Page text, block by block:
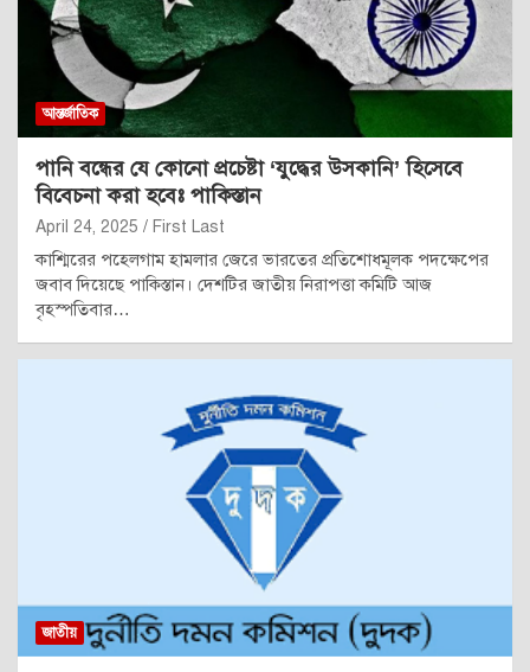
আন্তর্জাতিক
পানি বন্ধের যে কোনো প্রচেষ্টা ‘যুদ্ধের উসকানি’ হিসেবে
বিবেচনা করা হবেঃ পাকিস্তান
April 24, 2025 First Last
কাশ্মিরের পহেলগাম হামলার জেরে ভারতের প্রতিশোধমূলক পদক্ষেপের
জবাব দিয়েছে পাকিস্তান। দেশটির জাতীয় নিরাপত্তা কমিটি আজ
বৃহস্পতিবার…
জাতীয়